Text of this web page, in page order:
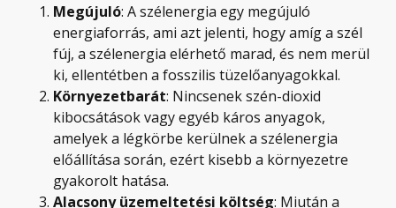
Megújuló: A szélenergia egy megújuló
energiaforrás, ami azt jelenti, hogy amíg a szél
fúj, a szélenergia elérhető marad, és nem merül
ki, ellentétben a fosszilis tüzelőanyagokkal.
Környezetbarát: Nincsenek szén-dioxid
kibocsátások vagy egyéb káros anyagok,
amelyek a légkörbe kerülnek a szélenergia
előállítása során, ezért kisebb a környezetre
gyakorolt hatása.
Alacsony üzemeltetési költség: Miután a